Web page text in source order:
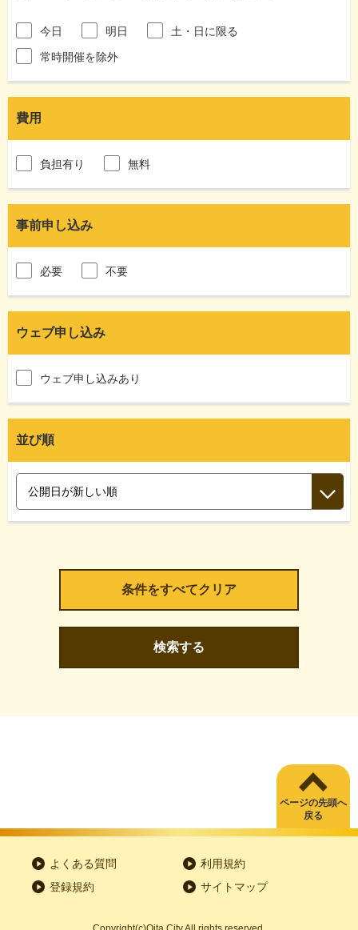
今日 明日
土・日に限る
常時開催を除外
費用
負担有り 無料
事前申し込み
必要 不要
ウェブ申し込み
ウェブ申し込みあり
並び順
検索する
ページの先頭へ
戻る
よくある質問
利用規約
登録規約
サイトマップ